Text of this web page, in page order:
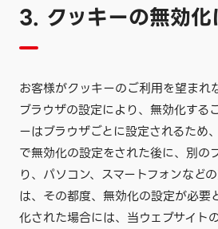
3. クッキーの無効化
お客様がクッキーのご利用を望まれ
ブラウザの設定により、無効化する
ーはブラウザごとに設定されるため
で無効化の設定をされた後に、別の
り、パソコン、スマートフォンなど
は、その都度、無効化の設定が必要
化された場合には、当ウェブサイト